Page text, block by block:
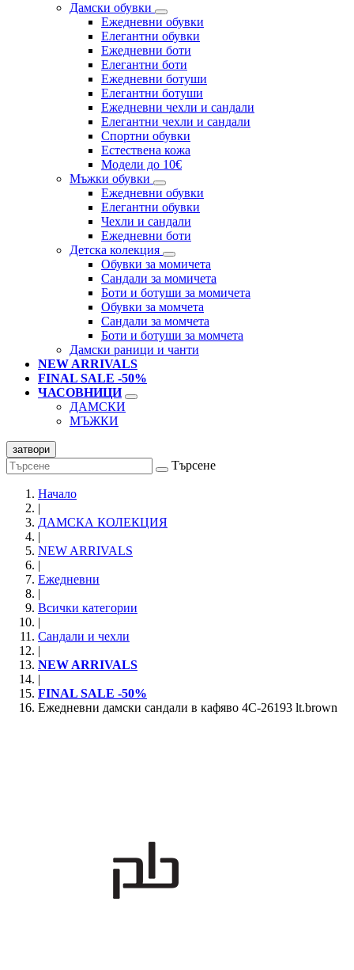
Дамски обувки
Eжедневни обувки
Eлегантни обувки
Eжедневни боти
Eлегантни боти
Eжедневни ботуши
Eлегантни ботуши
Ежедневни чехли и сандали
Елегантни чехли и сандали
Спортни обувки
Естествена кожа
Модели до 10€
Мъжки обувки
Ежедневни обувки
Елегантни обувки
Чехли и сандали
Ежедневни боти
Детска колекция
Обувки за момичета
Сандали за момичета
Боти и ботуши за момичета
Обувки за момчета
Сандали за момчета
Боти и ботуши за момчета
Дамски раници и чанти
NEW ARRIVALS
FINAL SALE -50%
ЧАСОВНИЦИ
ДАМСКИ
МЪЖКИ
затвори
Търсене
Начало
|
ДАМСКА КОЛЕКЦИЯ
|
NEW ARRIVALS
|
Ежедневни
|
Всички категории
|
Сандали и чехли
|
NEW ARRIVALS
|
FINAL SALE -50%
Ежедневни дамски сандали в кафяво 4C-26193 lt.brown